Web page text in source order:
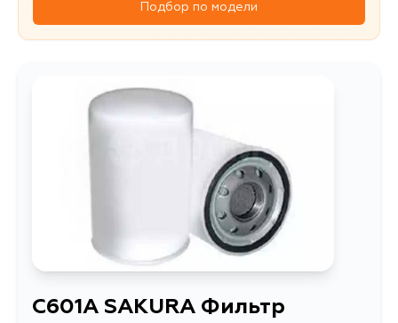
Подбор по модели
C601A SAKURA Фильтр